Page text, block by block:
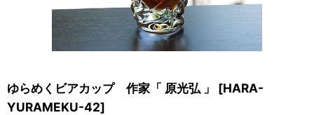
ゆらめくビアカップ 作家「 原光弘 」 [HARA-
YURAMEKU-42]